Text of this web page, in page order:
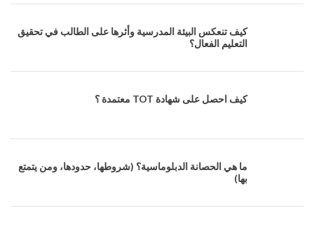
كيف تنعكس البيئة المدرسية وأثرها على الطالب في تحقيق
التعليم الفعال؟
كيف احصل على شهادة TOT معتمدة ؟
ما هي الحصانة الدبلوماسية؟ (شروطها، حدودها، ومن يتمتع
بها)